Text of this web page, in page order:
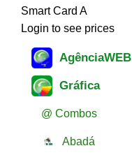
Smart Card A
Login to see prices
AgênciaWEB
Gráfica
@ Combos
Abadá